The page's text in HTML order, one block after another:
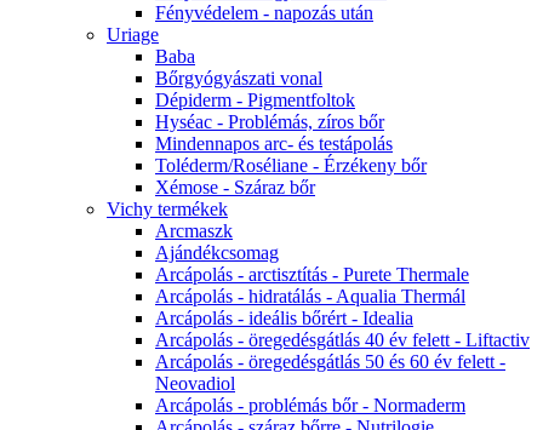
Fényvédelem - napozás után
Uriage
Baba
Bőrgyógyászati vonal
Dépiderm - Pigmentfoltok
Hyséac - Problémás, zíros bőr
Mindennapos arc- és testápolás
Toléderm/Roséliane - Érzékeny bőr
Xémose - Száraz bőr
Vichy termékek
Arcmaszk
Ajándékcsomag
Arcápolás - arctisztítás - Purete Thermale
Arcápolás - hidratálás - Aqualia Thermál
Arcápolás - ideális bőrért - Idealia
Arcápolás - öregedésgátlás 40 év felett - Liftactiv
Arcápolás - öregedésgátlás 50 és 60 év felett -
Neovadiol
Arcápolás - problémás bőr - Normaderm